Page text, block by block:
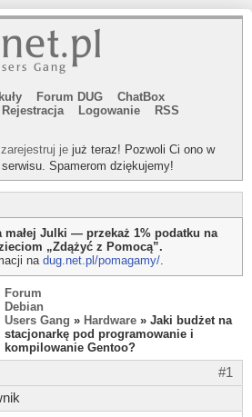
Forum DUG
ChatBox
Rejestracja Logowanie
RSS
zarejestruj je już teraz! Pozwoli Ci ono w
Spamerom dziękujemy!
Julki — przekaż 1% podatku na
„Zdążyć z Pomocą”.
na dug.net.pl/pomagamy/.
Forum
Debian
Users Gang » Hardware » Jaki budżet na
stacjonarkę pod programowanie i
kompilowanie Gentoo?
#1